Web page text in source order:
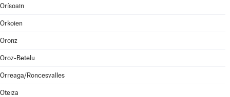
Orísoain
Orkoien
Oronz
Oroz-Betelu
Orreaga/Roncesvalles
Oteiza